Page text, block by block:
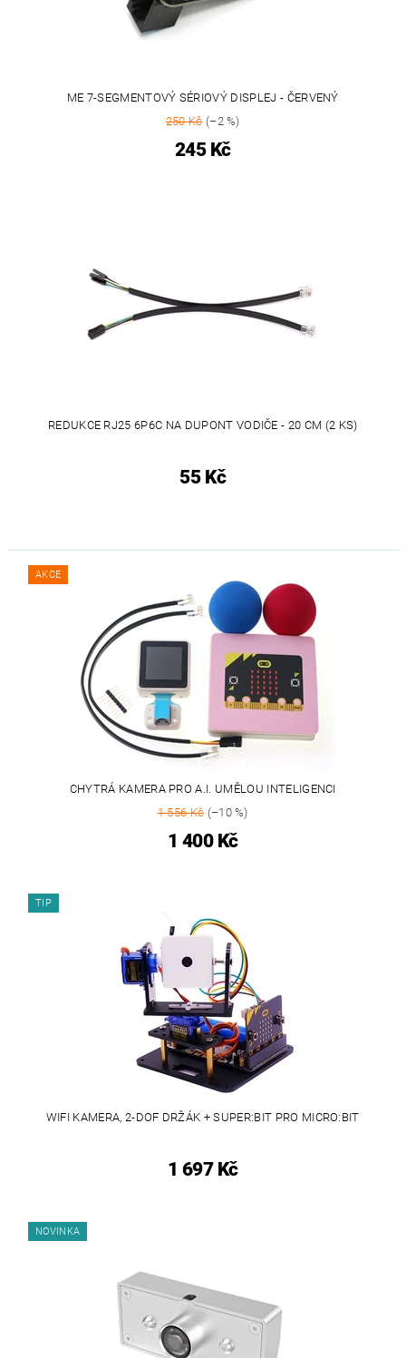
ME 7-SEGMENTOVÝ SÉRIOVÝ DISPLEJ - ČERVENÝ
250 Kč(–2 %)
245 Kč
REDUKCE RJ25 6P6C NA DUPONT VODIČE - 20 CM (2 KS)
55 Kč
AKCE
CHYTRÁ KAMERA PRO A.I. UMĚLOU INTELIGENCI
1 556 Kč(–10 %)
1 400 Kč
TIP
WIFI KAMERA, 2-DOF DRŽÁK + SUPER:BIT PRO MICRO:BIT
1 697 Kč
NOVINKA